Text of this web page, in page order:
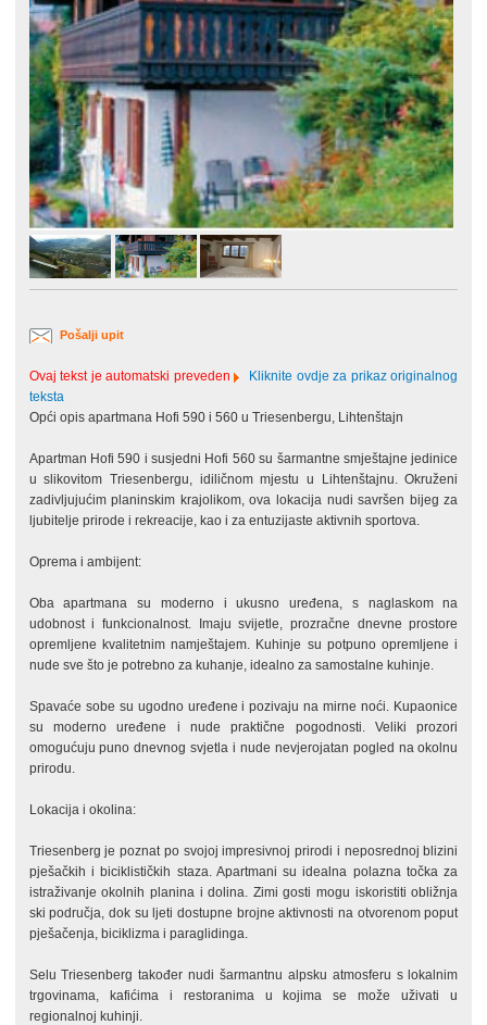
Pošalji upit
Ovaj tekst je automatski preveden
Kliknite ovdje za prikaz originalnog
teksta
Opći opis apartmana Hofi 590 i 560 u Triesenbergu, Lihtenštajn
Apartman Hofi 590 i susjedni Hofi 560 su šarmantne smještajne jedinice
u slikovitom Triesenbergu, idiličnom mjestu u Lihtenštajnu. Okruženi
zadivljujućim planinskim krajolikom, ova lokacija nudi savršen bijeg za
ljubitelje prirode i rekreacije, kao i za entuzijaste aktivnih sportova.
Oprema i ambijent:
Oba apartmana su moderno i ukusno uređena, s naglaskom na
udobnost i funkcionalnost. Imaju svijetle, prozračne dnevne prostore
opremljene kvalitetnim namještajem. Kuhinje su potpuno opremljene i
nude sve što je potrebno za kuhanje, idealno za samostalne kuhinje.
Spavaće sobe su ugodno uređene i pozivaju na mirne noći. Kupaonice
su moderno uređene i nude praktične pogodnosti. Veliki prozori
omogućuju puno dnevnog svjetla i nude nevjerojatan pogled na okolnu
prirodu.
Lokacija i okolina:
Triesenberg je poznat po svojoj impresivnoj prirodi i neposrednoj blizini
pješačkih i biciklističkih staza. Apartmani su idealna polazna točka za
istraživanje okolnih planina i dolina. Zimi gosti mogu iskoristiti obližnja
ski područja, dok su ljeti dostupne brojne aktivnosti na otvorenom poput
pješačenja, biciklizma i paraglidinga.
Selu Triesenberg također nudi šarmantnu alpsku atmosferu s lokalnim
trgovinama, kafićima i restoranima u kojima se može uživati u
regionalnoj kuhinji.